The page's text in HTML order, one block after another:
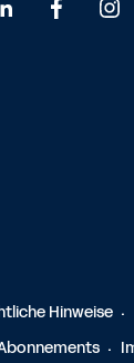
Hinweise